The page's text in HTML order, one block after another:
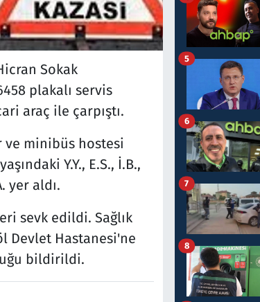
Sokak
plakalı servis
araç ile çarpıştı.
ve minibüs hostesi
Y.Y., E.S., İ.B.,
yer aldı.
sevk edildi. Sağlık
Devlet Hastanesi'ne
bildirildi.
5
6
7
8